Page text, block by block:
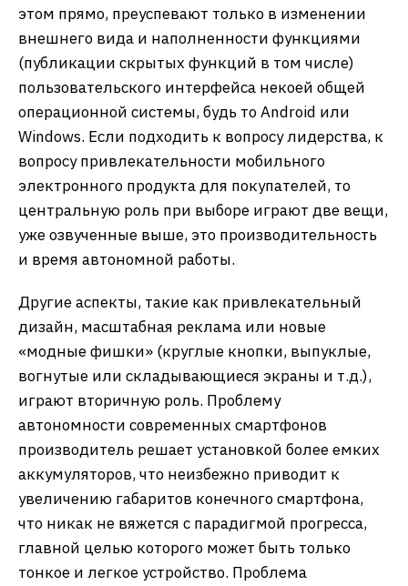
этом прямо, преуспевают только в изменении
внешнего вида и наполненности функциями
(публикации скрытых функций в том числе)
пользовательского интерфейса некоей общей
операционной системы, будь то Android или
Windows. Если подходить к вопросу лидерства, к
вопросу привлекательности мобильного
электронного продукта для покупателей, то
центральную роль при выборе играют две вещи,
уже озвученные выше, это производительность
и время автономной работы.
Другие аспекты, такие как привлекательный
дизайн, масштабная реклама или новые
«модные фишки» (круглые кнопки, выпуклые,
вогнутые или складывающиеся экраны и т.д.),
играют вторичную роль. Проблему
автономности современных смартфонов
производитель решает установкой более емких
аккумуляторов, что неизбежно приводит к
увеличению габаритов конечного смартфона,
что никак не вяжется с парадигмой прогресса,
главной целью которого может быть только
тонкое и легкое устройство. Проблема